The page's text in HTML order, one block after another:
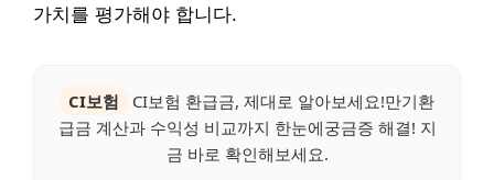
가치를 평가해야 합니다.
CI보험
CI보험 환급금, 제대로 알아보세요!만기환
급금 계산과 수익성 비교까지 한눈에궁금증 해결! 지
금 바로 확인해보세요.